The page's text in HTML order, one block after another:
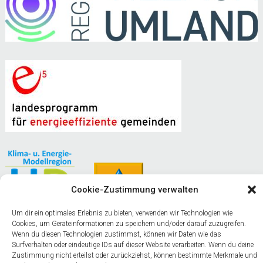
Cookie-Zustimmung verwalten
Um dir ein optimales Erlebnis zu bieten, verwenden wir Technologien wie
Cookies, um Geräteinformationen zu speichern und/oder darauf zuzugreifen.
Wenn du diesen Technologien zustimmst, können wir Daten wie das
Surfverhalten oder eindeutige IDs auf dieser Website verarbeiten. Wenn du deine
Zustimmung nicht erteilst oder zurückziehst, können bestimmte Merkmale und
h
e
Naturparkgemeinde am Weißensee
Gemeinde Stockenboi